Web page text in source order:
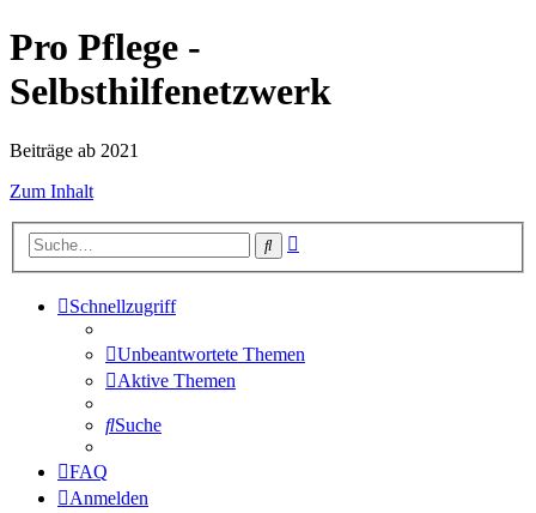
Pro Pflege -
Selbsthilfenetzwerk
Beiträge ab 2021
Zum Inhalt
Suche
Schnellzugriff
Unbeantwortete Themen
Aktive Themen
Suche
FAQ
Anmelden